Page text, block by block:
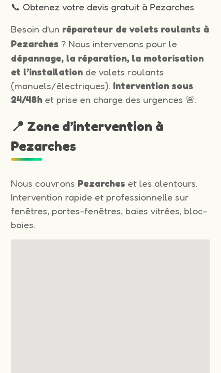
📞 Obtenez votre devis gratuit à Pezarches
Besoin d’un réparateur de volets roulants à
Pezarches ? Nous intervenons pour le
dépannage, la réparation, la motorisation
et l’installation de volets roulants
(manuels/électriques). Intervention sous
24/48h et prise en charge des urgences 🚨.
📍 Zone d’intervention à
Pezarches
Nous couvrons Pezarches et les alentours.
Intervention rapide et professionnelle sur
fenêtres, portes-fenêtres, baies vitrées, bloc-
baies.